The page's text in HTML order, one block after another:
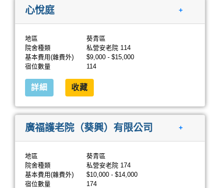
心悅庭 +
地區
葵青區
院舍種類
私營安老院 114
基本費用(雜費外)
$9,000 - $15,000
宿位數量
114
詳細 收藏
廣福護老院（葵興）有限公司 +
地區
葵青區
院舍種類
私營安老院 174
基本費用(雜費外)
$10,000 - $14,000
宿位數量
174